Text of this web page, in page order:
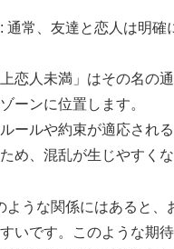
通常、友達と恋人は明確
恋人未満」はその名の
ーンに位置します。
ールや約束が適応され
め、混乱が生じやすくな
ような関係にはあると、
いです。このような期